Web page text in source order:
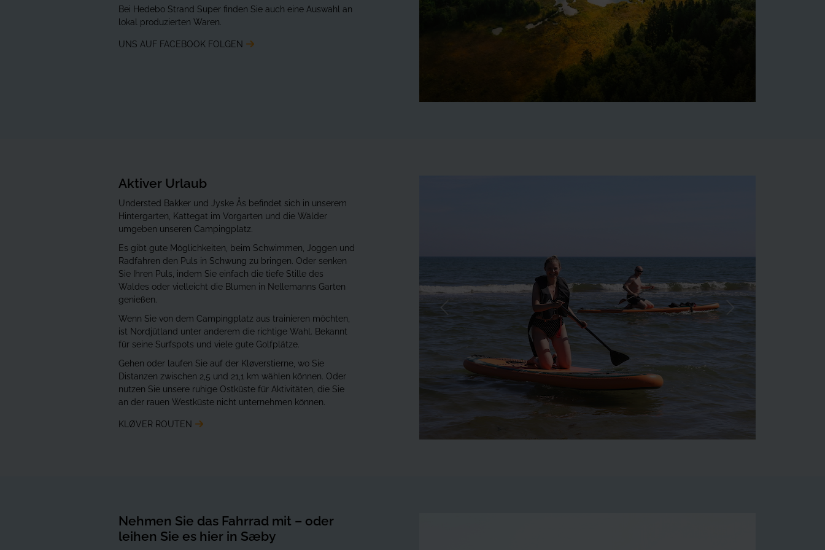
Bei Hedebo Strand Super finden Sie auch eine Auswahl an
lokal produzierten Waren.
UNS AUF FACEBOOK FOLGEN
Aktiver Urlaub
Understed Bakker und Jyske Ås befindet sich in unserem
Hintergarten, Kattegat im Vorgarten und die Wälder
umgeben unseren Campingplatz.
Es gibt gute Möglichkeiten, beim Schwimmen, Joggen und
Radfahren den Puls in Schwung zu bringen. Oder senken
Sie Ihren Puls, indem Sie einfach die tiefe Stille des
Waldes oder vielleicht die Blumen in Nellemanns Garten
genießen.
Wenn Sie von dem Campingplatz aus trainieren möchten,
ist Nordjütland unter anderem die richtige Wahl. Bekannt
für seine Surfspots und viele gute Golfplätze.
Gehen oder laufen Sie auf der Kløverstierne, wo Sie
Distanzen zwischen 2,5 und 21,1 km wählen können. Oder
nutzen Sie unsere ruhige Ostküste für Aktivitäten, die Sie
an der rauen Westküste nicht unternehmen können.
KLØVER ROUTEN
Forrige Næste
Nehmen Sie das Fahrrad mit – oder
leihen Sie es hier in Sæby